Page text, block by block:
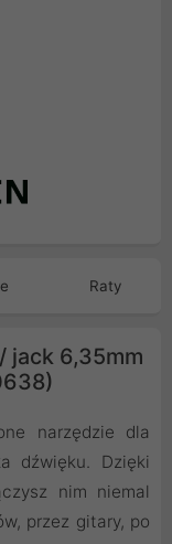
Raty
jack 6,35mm
narzędzie dla
dźwięku. Dzięki
nim niemal
przez gitary, po